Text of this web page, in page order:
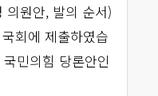
원안, 발의 순서)
회에 제출하였습
민의힘 당론안인